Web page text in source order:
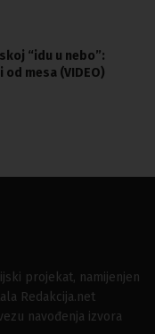
“idu u nebo”:
mesa (VIDEO)
projekat, namijenjen
Redakcija.net
navođenja izvora